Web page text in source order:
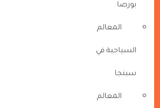
بورصا
المعالم
السياحية في
سبنجا
المعالم